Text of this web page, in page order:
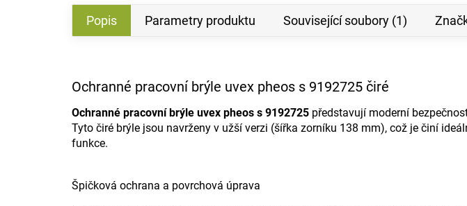
Popis Parametry produktu Související soubory (1)
Ochranné pracovní brýle uvex pheos s 9192725 čiré
Ochranné pracovní brýle uvex pheos s 9192725 představují moderní
Tyto čiré brýle jsou navrženy v užší verzi (šířka zorníku 138 mm), což je činí
funkce.
Špičková ochrana a povrchová úprava